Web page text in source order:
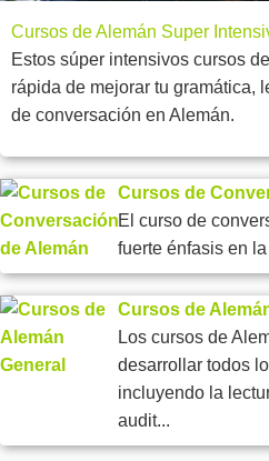
Cursos de Alemán Super
Estos súper intensivos cursos
rápida de mejorar tu gramática,
de conversación en Alemán.
Cursos de
El curso de
fuerte énfasis en
Cursos de
Los cursos de
desarrollar todos
incluyendo la
audit...